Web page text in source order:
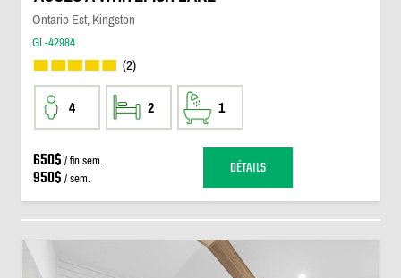
Ontario Est, Kingston
GL-42984
(2)
4 2 1
650$ / fin sem.
950$ / sem. DÉTAILS